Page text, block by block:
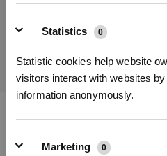
Statistics 0
Statistic cookies help website
visitors interact with websites
information anonymously.
Marketing 0
Obtenez les dernières